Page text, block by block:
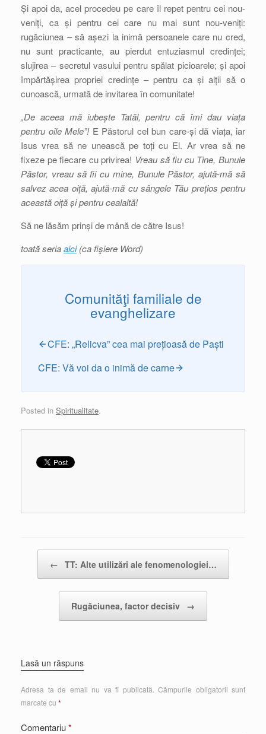
Și apoi da, acel procedeu pe care îl repet pentru cei nou-
veniți, ca și pentru cei care nu mai sunt nou-veniți:
rugăciunea – să așezi la inimă persoanele care nu cred,
nu sunt practicante, au pierdut entuziasmul credinței;
slujirea – secretul vasului pentru spălat picioarele; și apoi
împărtășirea propriei credințe – pentru ca și alții să o
cunoască, urmată de invitarea în comunitate!
„De aceea mă iubește Tatăl, pentru că îmi dau viața
pentru oile Mele”! E Păstorul cel bun care-și dă viața, iar
Isus vrea să ne unească pe toți cu El. Ar vrea să ne
fixeze pe fiecare cu privirea! Vreau să fiu cu Tine, Bunule
Păstor, vreau să fii cu mine, Bunule Păstor, ajută-mă să
salvez acea oiță, ajută-mă cu sângele Tău prețios pentru
această oiță și pentru cealaltă!
Să ne lăsăm prinși de mână de către Isus!
toată seriaaici(ca fişiere Word)
Comunităţi familiale de
evanghelizare
CFE: „Relicva” cea mai prețioasă de Paști
CFE: Vă voi da o inimă de carne
Posted in Spiritualitate.
← TT: Alte utilizări ale fenomenologiei…
Rugăciunea, factor decisiv →
Lasă un răspuns
Adresa ta de email nu va fi publicată. Câmpurile obligatorii sunt
marcate cu *
Comentariu*